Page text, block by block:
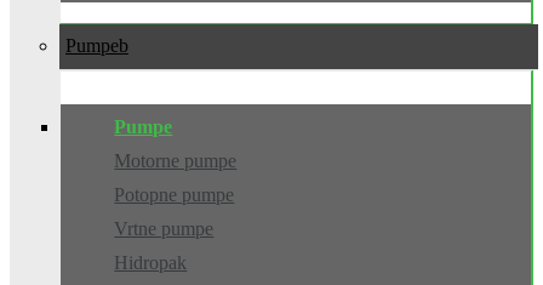
Pumpe
Pumpe
Motorne pumpe
Potopne pumpe
Vrtne pumpe
Hidropak